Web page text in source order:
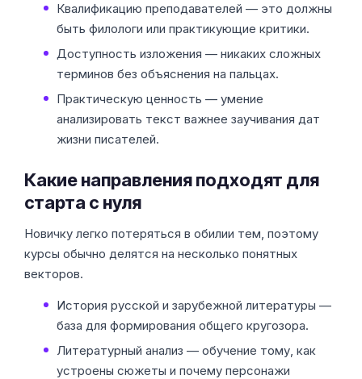
Квалификацию преподавателей — это должны
быть филологи или практикующие критики.
Доступность изложения — никаких сложных
терминов без объяснения на пальцах.
Практическую ценность — умение
анализировать текст важнее заучивания дат
жизни писателей.
Какие направления подходят для
старта с нуля
Новичку легко потеряться в обилии тем, поэтому
курсы обычно делятся на несколько понятных
векторов.
История русской и зарубежной литературы —
база для формирования общего кругозора.
Литературный анализ — обучение тому, как
устроены сюжеты и почему персонажи